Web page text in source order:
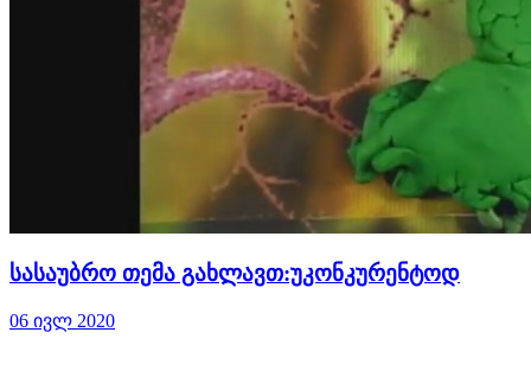
სასაუბრო თემა გახლავთ:უკონკურენტოდ
06 ივლ 2020